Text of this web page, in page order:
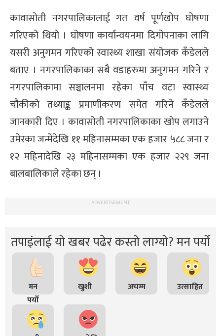
कावासोती नगरपालिकालाई गत वर्ष पूर्णखोप घोषणा
गरिएको थियो । घोषणा कार्यान्वयनमा दिगोपनाका लागि
यसरी अनुगमन गरिएको स्वास्थ्य शाखा संयोजक कँडेलले
बताए । नगरपालिकाका सबै वडाहरुमा अनुगमन गरिने र
नगरपालिकामा सञ्चालनमा रहेका पाँच वटा स्वास्थ्य
चौकीको तथ्याङ्क प्रमाणीकरण समेत गरिने कँडेलले
जानकारी दिए । कावासोती नगरपालिकाका खोप लगाउने
उमेरका जन्मेदेखि ११ महिनासम्मका एक हजार ५८८ जना र
१२ महिनादेखि २३ महिनासम्मका एक हजार २२९ जना
बालबालिकाले रहेका छन् ।
ADVERTISEMENT
तपाइंलाई यो खबर पढेर कस्तो लाग्यो? मन पर्यो
मन
पर्यो
खुशी अचम्म उत्साहित